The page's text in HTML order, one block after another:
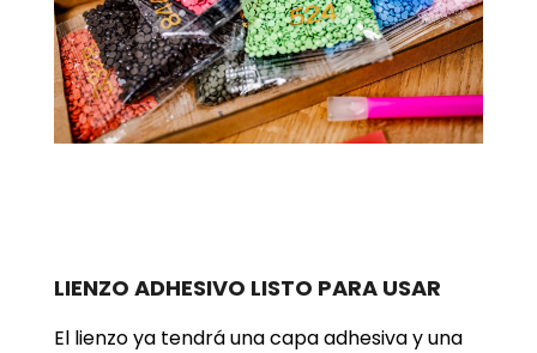
LIENZO ADHESIVO LISTO PARA USAR
El lienzo ya tendrá una capa adhesiva y una